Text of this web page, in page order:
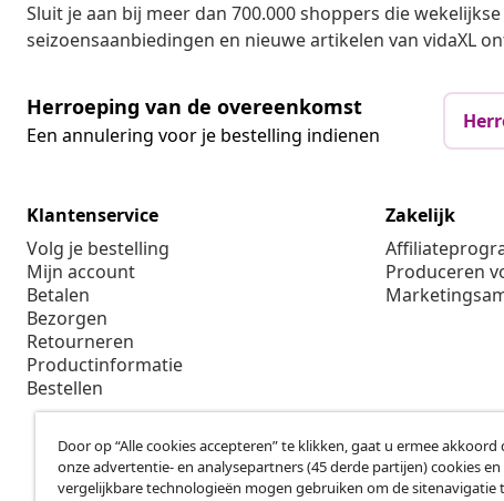
Sluit je aan bij meer dan 700.000 shoppers die wekelijkse
seizoensaanbiedingen en nieuwe artikelen van vidaXL
Herroeping van de overeenkomst
Een annulering voor je bestelling indienen
Klantenservice
Volg je bestelling
Mijn account
Betalen
Bezorgen
Retourneren
Productinformatie
Bestellen
Zakelijk
Produceren
Door op “Alle cookies accepteren” te klikken, gaat u ermee akkoord
onze advertentie- en analysepartners (45 derde partijen) cookies en
vergelijkbare technologieën mogen gebruiken om de sitenavigatie